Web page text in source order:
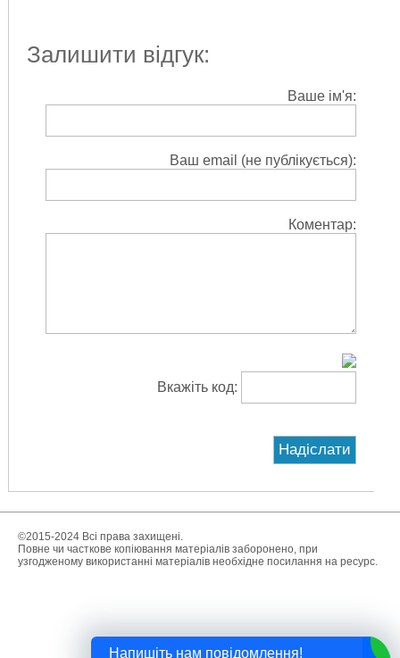
Залишити відгук:
Ваше ім'я:
Ваш email (не публікується):
Коментар:
Вкажіть код:
©2015-2024 Всі права захищені.
Повне чи часткове копіювання матеріалів заборонено, при
узгодженому використанні матеріалів необхідне посилання на ресурс.
Напишіть нам повідомлення!